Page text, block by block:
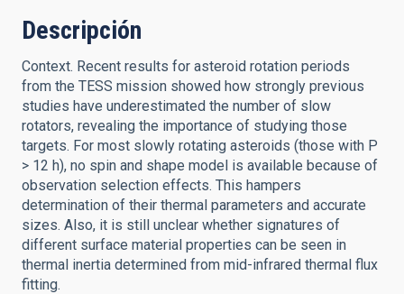
Descripción
Context. Recent results for asteroid rotation periods
from the TESS mission showed how strongly previous
studies have underestimated the number of slow
rotators, revealing the importance of studying those
targets. For most slowly rotating asteroids (those with P
> 12 h), no spin and shape model is available because of
observation selection effects. This hampers
determination of their thermal parameters and accurate
sizes. Also, it is still unclear whether signatures of
different surface material properties can be seen in
thermal inertia determined from mid-infrared thermal flux
fitting.